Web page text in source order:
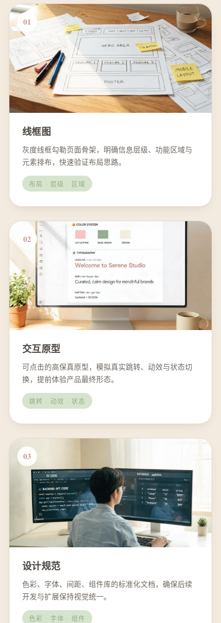
01
线框图
灰度线框勾勒页面骨架，明确信息层级、功能区域与
元素排布，快速验证布局思路。
布局 · 层级 · 区域
02
交互原型
可点击的高保真原型，模拟真实跳转、动效与状态切
换，提前体验产品最终形态。
跳转 · 动效 · 状态
03
设计规范
色彩、字体、间距、组件库的标准化文档，确保后续
开发与扩展保持视觉统一。
色彩 · 字体 · 组件